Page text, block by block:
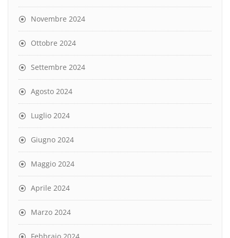
Novembre 2024
Ottobre 2024
Settembre 2024
Agosto 2024
Luglio 2024
Giugno 2024
Maggio 2024
Aprile 2024
Marzo 2024
Febbraio 2024